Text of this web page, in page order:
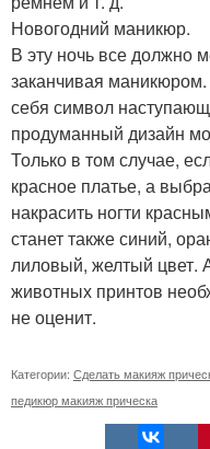
Новогодний маникюр.
В эту ночь все должно
заканчивая
себя символ
продуманный дизайн
Только в том случае,
красное платье, а
накрасить ногти
станет также синий,
лиловый, желтый цвет.
животных принтов
не оценит.
Категории: Сделать макияж
педикюр макияж прическа